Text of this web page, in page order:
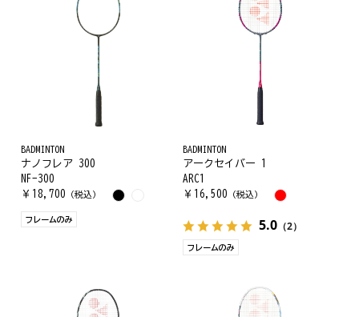
BADMINTON
ナノフレア 300
NF-300
￥ 18,700 （税込）
フレームのみ
BADMINTON
アークセイバー 1
ARC1
￥ 16,500 （税込）
5.0（2）
フレームのみ